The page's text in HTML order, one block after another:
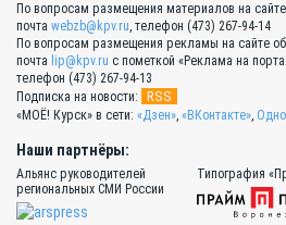
По вопросам размещения материалов на
почта webzb@kpv.ru, телефон (473) 267-94-14
По вопросам размещения рекламы на сайте
почта lip@kpv.ru с пометкой «Реклама на
телефон (473) 267-94-13
Подписка на новости:
RSS
«МОЁ! Курск» в сети: «Дзен», «ВКонтакте»,
Наши партнёры:
Альянс руководителей
региональных СМИ России
Типография